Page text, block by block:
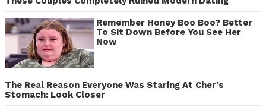
Remember Honey Boo Boo? Better
To Sit Down Before You See Her
Now
The Real Reason Everyone Was Staring At Cher's
Stomach: Look Closer